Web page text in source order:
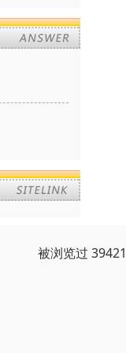
被浏览过